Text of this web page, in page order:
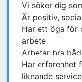
Vi söker dig
Är positiv,
Har ett öga för
arbete
Arbetar bra
Har erfarenhet
liknande